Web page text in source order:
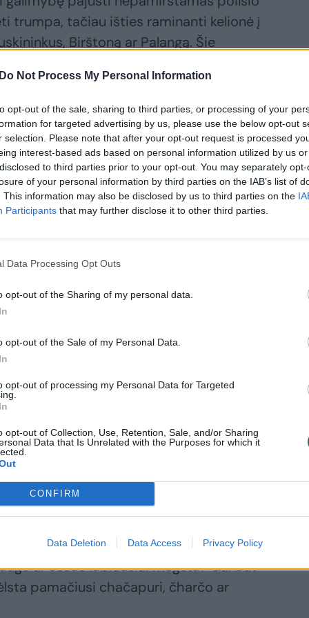
Do Not Process My Personal Information
opt-out of the sale, sharing to third parties, or processing of your
for targeted advertising by us, please use the below opt-out
selection. Please note that after your opt-out request is processed
interest-based ads based on personal information utilized by us
to third parties prior to your opt-out. You may separately
of your personal information by third parties on the IAB’s list of
This information may also be disclosed by us to third parties on the
Participants that may further disclose it to other third parties.
Data Processing Opt Outs
opt-out of the Sharing of my personal data.
opt-out of the Sale of my Personal Data.
opt-out of processing my Personal Data for Targeted
opt-out of Collection, Use, Retention, Sale, and/or Sharing
Data that Is Unrelated with the Purposes for which it
CONFIRM
Data Deletion Data Access Privacy Policy
trumpa, tačiau išties raminanti kelionė į
Birštoną ar Palangą. Šie
atgaiva ir atpalaiduojančia atmosfera.
galės patirti viešbučiuose „Europa
ne tik pabėgs nuo kasdienės
tausojančiomis procedūromis.
išskirtiniu, tik suaugusiems skirtu
SPA“, kuris pasižymi prabangiu ir
suteikti progą leistis į nepamirštamą
– jos laukia pajūrio viešbučiai „Gabija“
parodykite savo artimajai dėmesį
pailsėti ir ištrūkti nuo kasdienių
mėgstamiausią vakarienę
pažįstame ir dažniausiai numanome jų
kalėdinės dovanos
labiausiai gomurį glostančiais
ar sesuo labiausiai mėgsta? Gal būt
pamačiusi chačapuri, čharčo ar